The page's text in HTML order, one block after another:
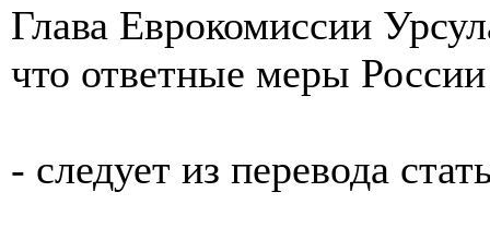
Глава Еврокомиссии
что ответные меры
- следует из перевода